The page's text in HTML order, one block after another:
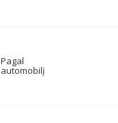
Pagal
automobilį